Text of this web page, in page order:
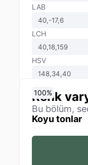
LAB
LCH
HSV
Renk
Bu bölüm,
Koyu tonlar
0%
10%
20%
30%
40%
50%
60%
70%
80%
90%
100%